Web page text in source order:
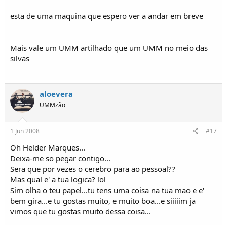
esta de uma maquina que espero ver a andar em breve
Mais vale um UMM artilhado que um UMM no meio das
silvas
aloevera
UMMzão
1 Jun 2008 #17
Oh Helder Marques...
Deixa-me so pegar contigo...
Sera que por vezes o cerebro para ao pessoal??
Mas qual e' a tua logica? lol
Sim olha o teu papel...tu tens uma coisa na tua mao e e'
bem gira...e tu gostas muito, e muito boa...e siiiiim ja
vimos que tu gostas muito dessa coisa...